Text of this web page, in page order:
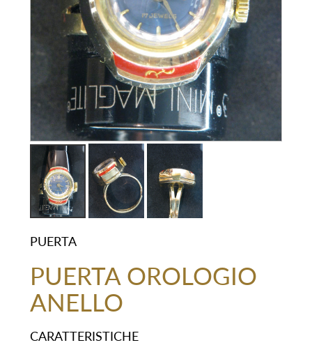
PUERTA
PUERTA OROLOGIO
ANELLO
CARATTERISTICHE